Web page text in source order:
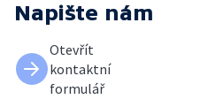
Napište nám
Otevřít
kontaktní
formulář